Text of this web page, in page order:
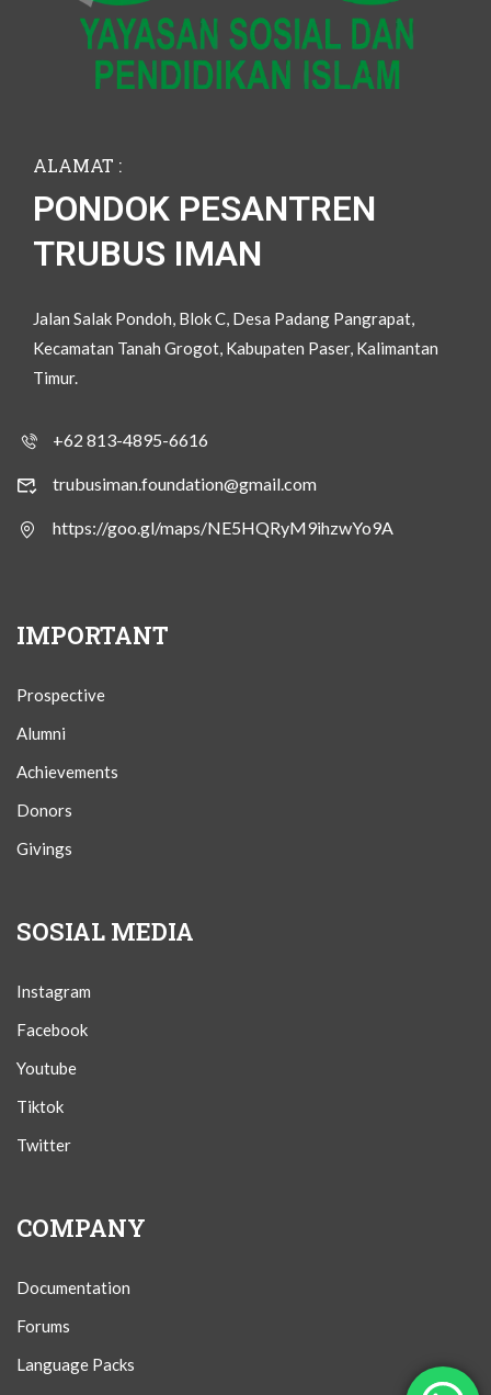
ALAMAT :
PONDOK PESANTREN
TRUBUS IMAN
Jalan Salak Pondoh, Blok C, Desa Padang Pangrapat,
Kecamatan Tanah Grogot, Kabupaten Paser, Kalimantan
Timur.
+62 813-4895-6616
trubusiman.foundation@gmail.com
https://goo.gl/maps/NE5HQRyM9ihzwYo9A
IMPORTANT
Prospective
Alumni
Achievements
Donors
Givings
SOSIAL MEDIA
Instagram
Facebook
Youtube
Tiktok
Twitter
COMPANY
Documentation
Forums
Language Packs